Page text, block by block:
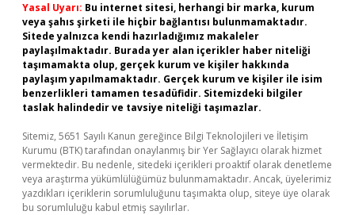
Yasal Uyarı: Bu internet sitesi, herhangi bir marka, kurum
veya şahıs şirketi ile hiçbir bağlantısı bulunmamaktadır.
Sitede yalnızca kendi hazırladığımız makaleler
paylaşılmaktadır. Burada yer alan içerikler haber niteliği
taşımamakta olup, gerçek kurum ve kişiler hakkında
paylaşım yapılmamaktadır. Gerçek kurum ve kişiler ile isim
benzerlikleri tamamen tesadüfidir. Sitemizdeki bilgiler
taslak halindedir ve tavsiye niteliği taşımazlar.
Sitemiz, 5651 Sayılı Kanun gereğince Bilgi Teknolojileri ve İletişim
Kurumu (BTK) tarafından onaylanmış bir Yer Sağlayıcı olarak hizmet
vermektedir. Bu nedenle, sitedeki içerikleri proaktif olarak denetleme
veya araştırma yükümlülüğümüz bulunmamaktadır. Ancak, üyelerimiz
yazdıkları içeriklerin sorumluluğunu taşımakta olup, siteye üye olarak
bu sorumluluğu kabul etmiş sayılırlar.